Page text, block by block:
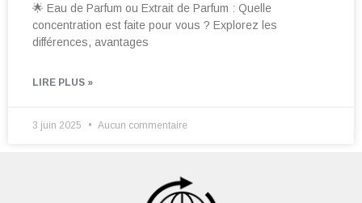
🌟 Eau de Parfum ou Extrait de Parfum : Quelle
concentration est faite pour vous ? Explorez les
différences, avantages
LIRE PLUS »
3 juin 2025 Aucun commentaire